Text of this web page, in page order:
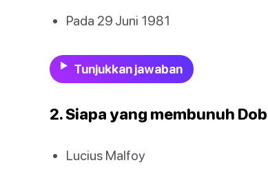
Pada 29 Juni 1981
Tunjukkan jawaban
2. Siapa yang membunuh
Lucius Malfoy